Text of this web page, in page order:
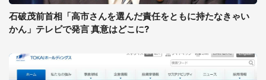
石破茂前首相「高市さんを選んだ責任をともに持たなきゃい
かん」テレビで発言 真意はどこに?